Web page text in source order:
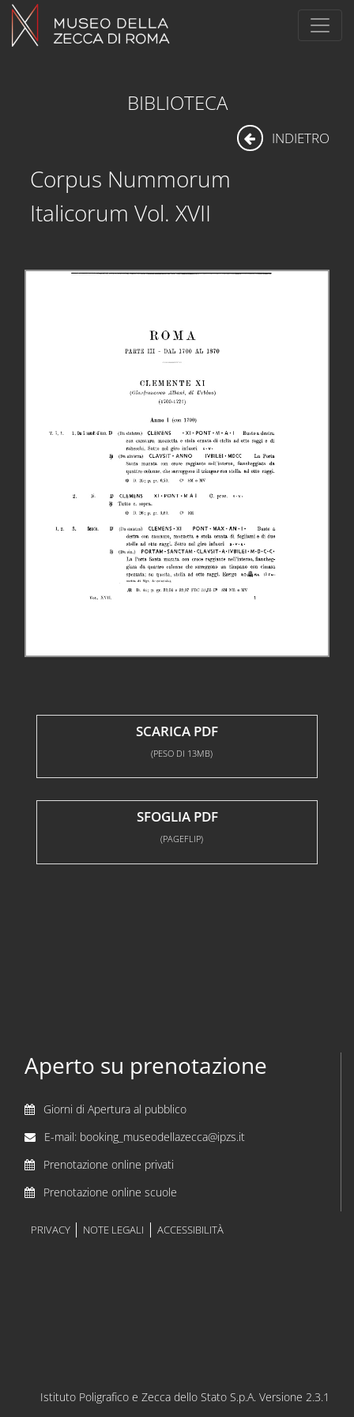
BIBLIOTECA
INDIETRO
Corpus Nummorum
Italicorum Vol. XVII
SCARICA PDF
(PESO DI 13MB)
SFOGLIA PDF
(PAGEFLIP)
Aperto su prenotazione
Giorni di Apertura al pubblico
E-mail: booking_museodellazecca@ipzs.it
Prenotazione online privati
Prenotazione online scuole
PRIVACY NOTE LEGALI ACCESSIBILITÀ
Istituto Poligrafico e Zecca dello Stato S.p.A. Versione 2.3.1